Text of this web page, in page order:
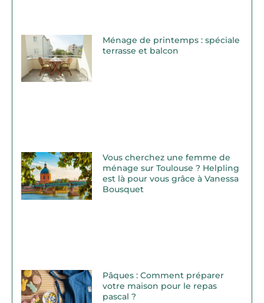
Ménage de printemps : spéciale
terrasse et balcon
Vous cherchez une femme de
ménage sur Toulouse ? Helpling
est là pour vous grâce à Vanessa
Bousquet
Pâques : Comment préparer
votre maison pour le repas
pascal ?